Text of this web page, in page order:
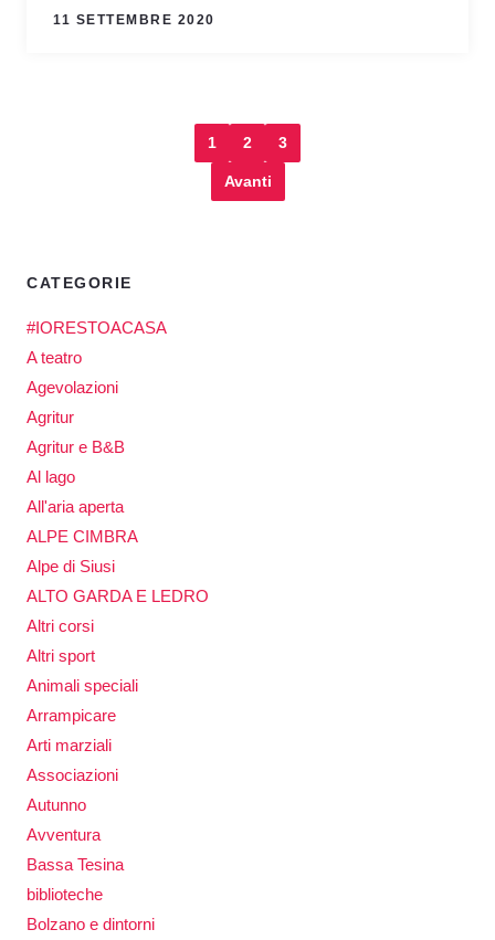
11 SETTEMBRE 2020
1 2 3
Avanti
CATEGORIE
#IORESTOACASA
A teatro
Agevolazioni
Agritur
Agritur e B&B
Al lago
All'aria aperta
ALPE CIMBRA
Alpe di Siusi
ALTO GARDA E LEDRO
Altri corsi
Altri sport
Animali speciali
Arrampicare
Arti marziali
Associazioni
Autunno
Avventura
Bassa Tesina
biblioteche
Bolzano e dintorni